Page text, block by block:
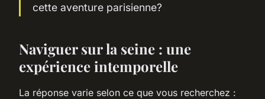
cette aventure parisienne?
Naviguer sur la seine : une
expérience intemporelle
La réponse varie selon ce que vous recherchez :